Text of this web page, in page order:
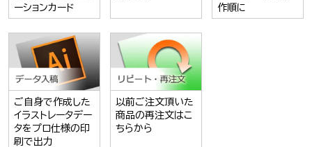
ーションカード
作順に
ご自身で作成した
イラストレータデー
タをプロ仕様の印
刷で出力
以前ご注文頂いた
商品の再注文はこ
ちらから